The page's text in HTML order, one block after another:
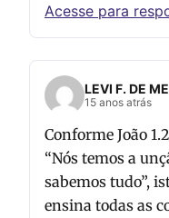
Acesse para
LEVI F. DE
15 anos atrás
Conforme João
“Nós temos a
sabemos tudo”,
ensina todas as